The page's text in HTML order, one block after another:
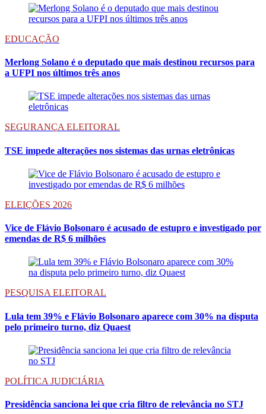
EDUCAÇÃO
Merlong Solano é o deputado que mais destinou recursos para
a UFPI nos últimos três anos
SEGURANÇA ELEITORAL
TSE impede alterações nos sistemas das urnas eletrônicas
ELEIÇÕES 2026
Vice de Flávio Bolsonaro é acusado de estupro e investigado por
emendas de R$ 6 milhões
PESQUISA ELEITORAL
Lula tem 39% e Flávio Bolsonaro aparece com 30% na disputa
pelo primeiro turno, diz Quaest
POLÍTICA JUDICIÁRIA
Presidência sanciona lei que cria filtro de relevância no STJ